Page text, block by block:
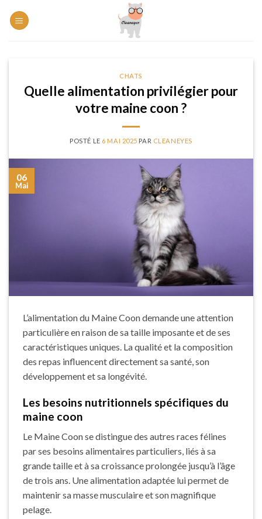
CHATS
Quelle alimentation privilégier pour
votre maine coon ?
POSTÉ LE 6 MAI 2025 PAR CLEANEYES
06
Mai
L’alimentation du Maine Coon demande une attention
particulière en raison de sa taille imposante et de ses
caractéristiques uniques. La qualité et la composition
des repas influencent directement sa santé, son
développement et sa longévité.
Les besoins nutritionnels spécifiques du
maine coon
Le Maine Coon se distingue des autres races félines
par ses besoins alimentaires particuliers, liés à sa
grande taille et à sa croissance prolongée jusqu’à l’âge
de trois ans. Une alimentation adaptée lui permet de
maintenir sa masse musculaire et son magnifique
pelage.